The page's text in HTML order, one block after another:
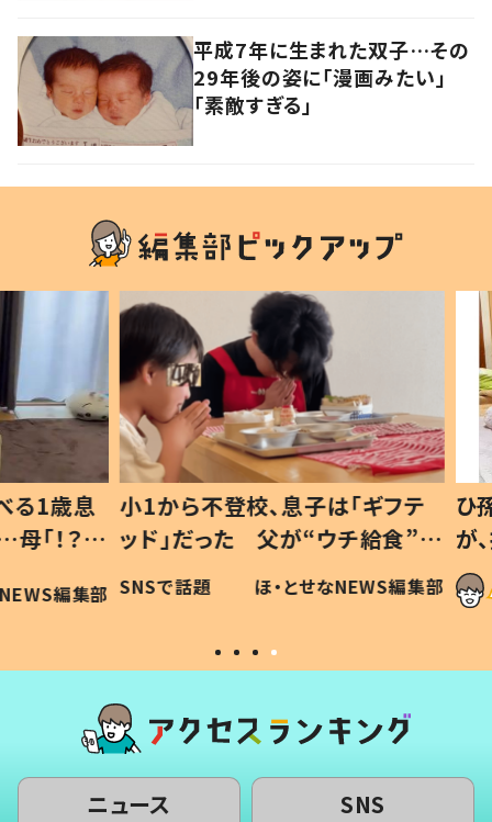
平成7年に生まれた双子…その
29年後の姿に「漫画みたい」
「素敵すぎる」
歳息
？」
編集部
小1から不登校、息子は「ギフテ
ッド」だった 父が“ウチ給食”を
作り続ける理由とは #令和の親
#令和の子
SNSで話題 ほ・とせなNEWS編集部
ひ孫
が、
「涙
い」
ニュース SNS